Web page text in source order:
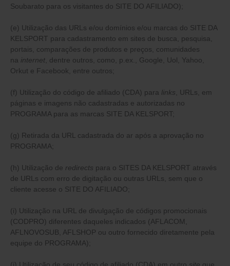
Soubarato para os visitantes do SITE DO AFILIADO);
(e) Utilização das URLs e/ou domínios e/ou marcas do SITE DA
KELSPORT para cadastramento em sites de busca, pesquisa,
portais, comparações de produtos e preços, comunidades
na internet , dentre outros, como, p.ex., Google, Uol, Yahoo,
Orkut e Facebook, entre outros;
(f) Utilização do código de afiliado (CDA) para links , URLs, em
páginas e imagens não cadastradas e autorizadas no
PROGRAMA para as marcas SITE DA KELSPORT;
(g) Retirada da URL cadastrada do ar após a aprovação no
PROGRAMA;
(h) Utilização de redirects para o SITES DA KELSPORT através
de URLs com erro de digitação ou outras URLs, sem que o
cliente acesse o SITE DO AFILIADO;
(i) Utilização na URL de divulgação de códigos promocionais
(CODPRO) diferentes daqueles indicados (AFLACOM,
AFLNOVOSUB, AFLSHOP ou outro fornecido diretamente pela
equipe do PROGRAMA);